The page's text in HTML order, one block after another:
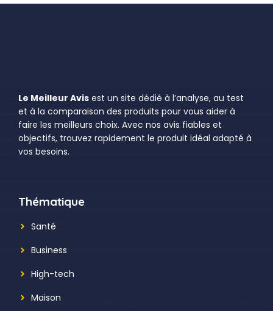
Le Meilleur Avis est un site dédié à l’analyse, au test
et à la comparaison des produits pour vous aider à
faire les meilleurs choix. Avec nos avis fiables et
objectifs, trouvez rapidement le produit idéal adapté à
vos besoins.
Thématique
Santé
Business
High-tech
Maison